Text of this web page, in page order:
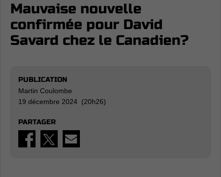
Mauvaise nouvelle
confirmée pour David
Savard chez le Canadien?
PUBLICATION
Martin Coulombe
19 décembre 2024 (20h26)
PARTAGER